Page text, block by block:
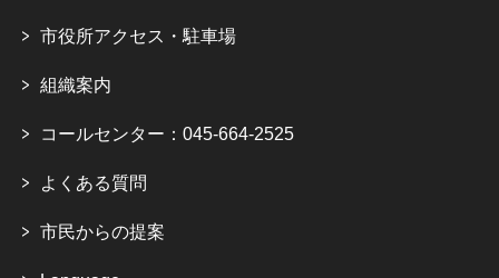
市役所アクセス・駐車場
組織案内
コールセンター：045-664-2525
よくある質問
市民からの提案